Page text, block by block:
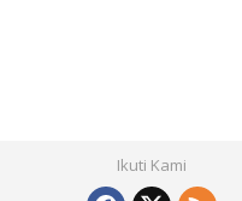
Ikuti Kami